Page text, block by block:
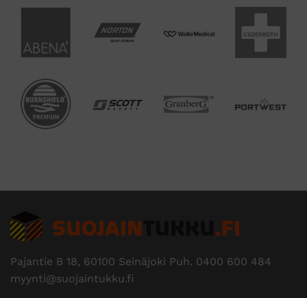
Pajantie B 18, 60100 Seinäjoki Puh. 0400 600 484
myynti@suojaintukku.fi